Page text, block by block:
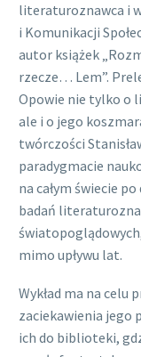
literaturoznawca i
i Komunikacji
autor książek
rzecze… Lem”.
Opowie nie tylko o
ale i o jego
twórczości
paradygmacie
na całym świecie
badań
mimo upływu lat.
Wykład ma na celu
zaciekawienia jego
ich do biblioteki,